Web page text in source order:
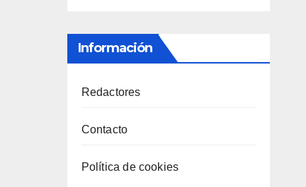
Información
Redactores
Contacto
Política de cookies